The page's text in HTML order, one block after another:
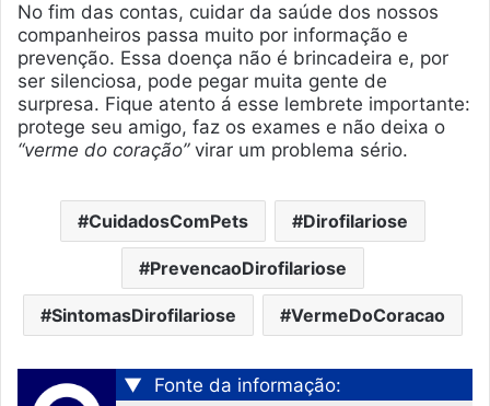
No fim das contas, cuidar da saúde dos nossos
companheiros passa muito por informação e
prevenção. Essa doença não é brincadeira e, por
ser silenciosa, pode pegar muita gente de
surpresa. Fique atento á esse lembrete importante:
protege seu amigo, faz os exames e não deixa o
“verme do coração”virar um problema sério.
CuidadosComPets Dirofilariose
PrevencaoDirofilariose
SintomasDirofilariose VermeDoCoracao
▼
Fonte da informação: